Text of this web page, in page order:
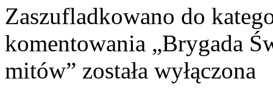
Zaszufladkowano do
komentowania „Brygada
mitów” została wyłączona